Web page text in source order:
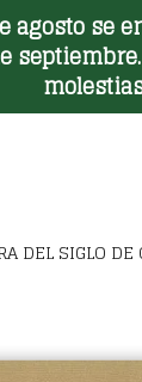
agosto se
DEL SIGLO DE